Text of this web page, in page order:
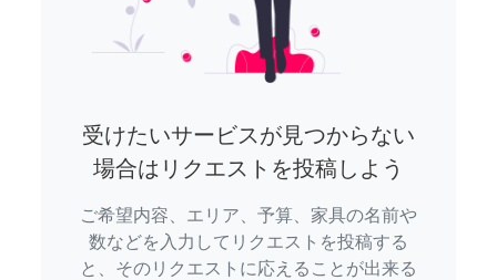
受けたいサービスが見つからない
場合はリクエストを投稿しよう
ご希望内容、エリア、予算、家具の名前や
数などを入力してリクエストを投稿する
と、そのリクエストに応えることが出来る